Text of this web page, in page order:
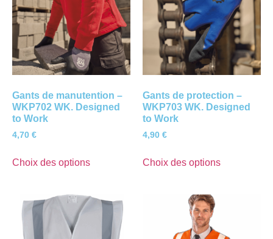
Gants de manutention –
WKP702 WK. Designed
to Work
4,70 €
Choix des options
Gants de protection –
WKP703 WK. Designed
to Work
4,90 €
Choix des options